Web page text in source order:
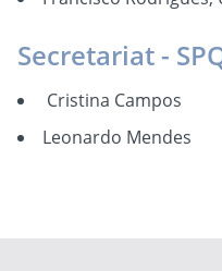
Secretariat -
Cristina Campos
Leonardo Mendes